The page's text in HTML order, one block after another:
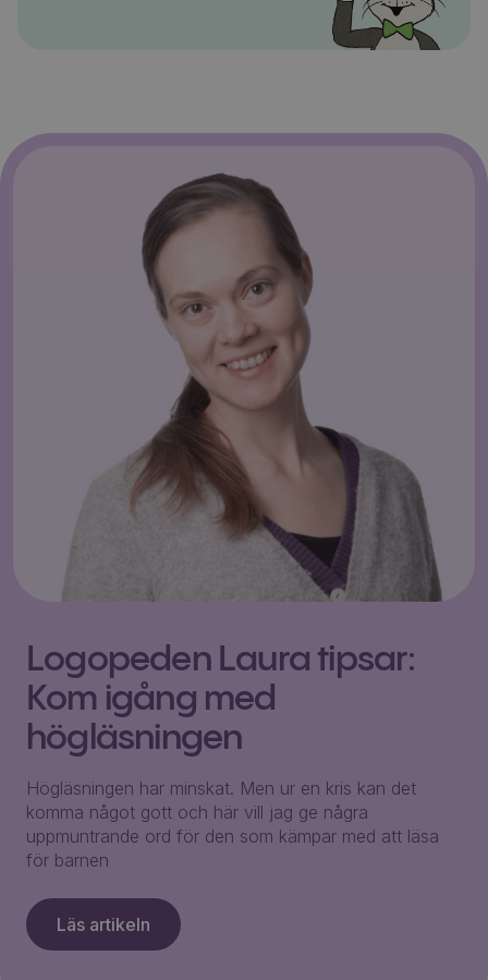
Logopeden Laura tipsar:
Kom igång med
högläsningen
Högläsningen har minskat. Men ur en kris kan det
komma något gott och här vill jag ge några
uppmuntrande ord för den som kämpar med att läsa
för barnen
Läs artikeln